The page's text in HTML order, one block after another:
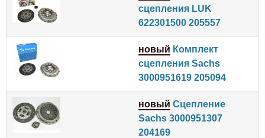
сцепления LUK
622301500 205557
новый Комплект
сцепления Sachs
3000951619 205094
новый Сцепление
Sachs 3000951307
204169